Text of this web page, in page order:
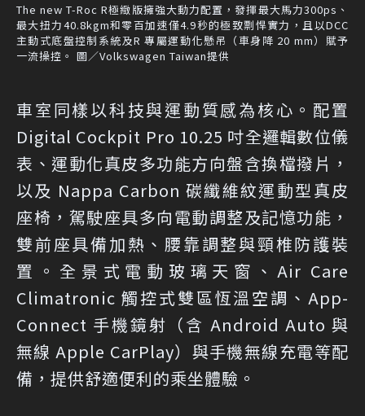
The new T-Roc R極緻版擁強大動力配置，發揮最大馬力300ps、
最大扭力40.8kgm和零百加速僅4.9秒的極致剽悍實力，且以DCC
主動式底盤控制系統及R 專屬運動化懸吊（車身降 20 mm）賦予
一流操控。 圖／Volkswagen Taiwan提供
車室同樣以科技與運動質感為核心。配置
Digital Cockpit Pro 10.25 吋全邏輯數位儀
表、運動化真皮多功能方向盤含換檔撥片，
以及 Nappa Carbon 碳纖維紋運動型真皮
座椅，駕駛座具多向電動調整及記憶功能，
雙前座具備加熱、腰靠調整與頸椎防護裝
置。全景式電動玻璃天窗、Air Care
Climatronic 觸控式雙區恆溫空調、App-
Connect 手機鏡射（含 Android Auto 與
無線 Apple CarPlay）與手機無線充電等配
備，提供舒適便利的乘坐體驗。